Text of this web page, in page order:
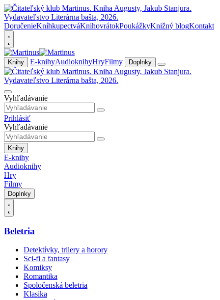
DoručenieKníhkupectváKnihovrátokPoukážkyKnižný blogKontakt
Knihy E-knihyAudioknihyHryFilmy Doplnky
Vyhľadávanie
Prihlásiť
Vyhľadávanie
Knihy
E-knihy
Audioknihy
Hry
Filmy
Doplnky
Beletria
Detektívky, trilery a horory
Sci-fi a fantasy
Komiksy
Romantika
Spoločenská beletria
Klasika